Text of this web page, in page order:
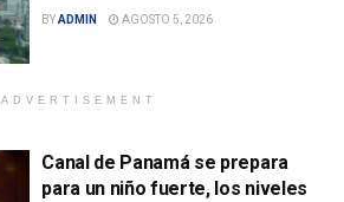
BYADMIN AGOSTO 5, 2026
ADVERTISEMENT
Canal de Panamá se prepara
para un niño fuerte, los niveles